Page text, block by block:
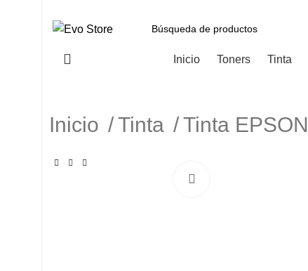
Inicio Toners Tinta
Inicio Tinta Tinta EPSON